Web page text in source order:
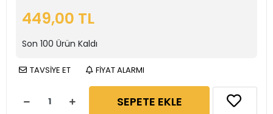
449,00 TL
Son 100 Ürün Kaldı
TAVSİYE ET FİYAT ALARMI
SEPETE EKLE